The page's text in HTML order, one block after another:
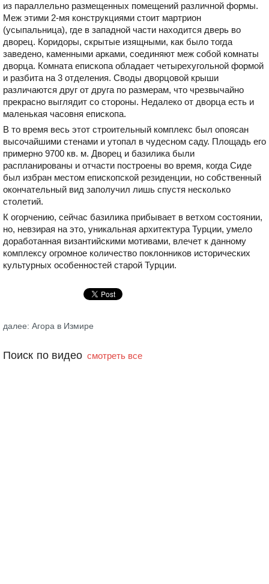
из параллельно размещенных помещений различной формы.
Меж этими 2-мя конструкциями стоит мартрион
(усыпальница), где в западной части находится дверь во
дворец. Коридоры, скрытые изящными, как было тогда
заведено, каменными арками, соединяют меж собой комнаты
дворца. Комната епископа обладает четырехугольной формой
и разбита на 3 отделения. Своды дворцовой крыши
различаются друг от друга по размерам, что чрезвычайно
прекрасно выглядит со стороны. Недалеко от дворца есть и
маленькая часовня епископа.
В то время весь этот строительный комплекс был опоясан
высочайшими стенами и утопал в чудесном саду. Площадь его
примерно 9700 кв. м. Дворец и базилика были
распланированы и отчасти построены во время, когда Сиде
был избран местом епископской резиденции, но собственный
окончательный вид заполучил лишь спустя несколько
столетий.
К огорчению, сейчас базилика прибывает в ветхом состоянии,
но, невзирая на это, уникальная архитектура Турции, умело
доработанная византийскими мотивами, влечет к данному
комплексу огромное количество поклонников исторических
культурных особенностей старой Турции.
далее: Агора в Измире
Поиск по видео смотреть все